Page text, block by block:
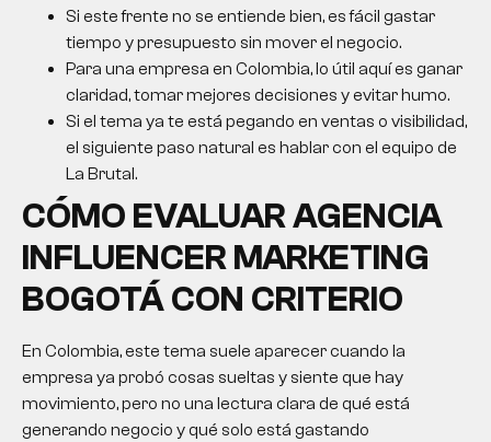
Si este frente no se entiende bien, es fácil gastar
tiempo y presupuesto sin mover el negocio.
Para una empresa en Colombia, lo útil aquí es ganar
claridad, tomar mejores decisiones y evitar humo.
Si el tema ya te está pegando en ventas o visibilidad,
el siguiente paso natural es hablar con el equipo de
La Brutal.
CÓMO EVALUARAGENCIA
INFLUENCER MARKETING
BOGOTÁCON CRITERIO
En Colombia, este tema suele aparecer cuando la
empresa ya probó cosas sueltas y siente que hay
movimiento, pero no una lectura clara de qué está
generando negocio y qué solo está gastando